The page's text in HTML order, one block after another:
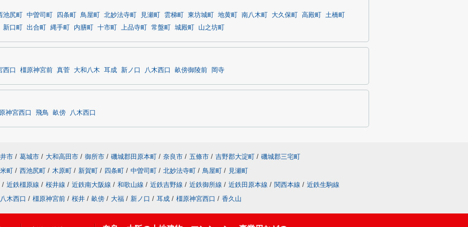
池尻町 中曽司町 四条町 鳥屋町 北妙法寺町 見瀬町 雲梯町 東坊城町 地黄町 南八木町 大久保町 高殿町
土橋町
新口町 出合町 縄手町 内膳町 十市町 上品寺町 常盤町 城殿町 山之坊町
西口 橿原神宮前 真菅 大和八木 耳成 新ノ口 八木西口 畝傍御陵前 岡寺
神宮西口 飛鳥 畝傍 八木西口
市 / 葛城市 / 大和高田市 / 御所市 / 磯城郡田原本町 / 奈良市 / 五條市 / 吉野郡大淀町 / 磯城郡三宅町
町 / 西池尻町 / 木原町 / 新賀町 / 四条町 / 中曽司町 / 北妙法寺町 / 鳥屋町 / 見瀬町
/ 近鉄橿原線 / 桜井線 / 近鉄南大阪線 / 和歌山線 / 近鉄吉野線 / 近鉄御所線 / 近鉄田原本線 / 関西本線 / 近鉄生駒線
八木西口 / 橿原神宮前 / 桜井 / 畝傍 / 大福 / 新ノ口 / 耳成 / 橿原神宮西口 / 香久山